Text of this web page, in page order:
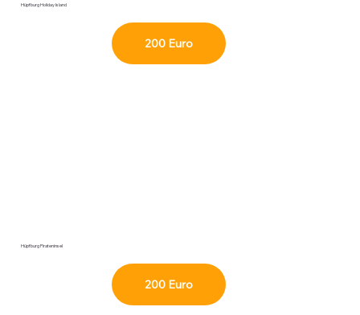
Hüpfburg Holiday Island
Hüpfburg Pirateninsel
200 Euro